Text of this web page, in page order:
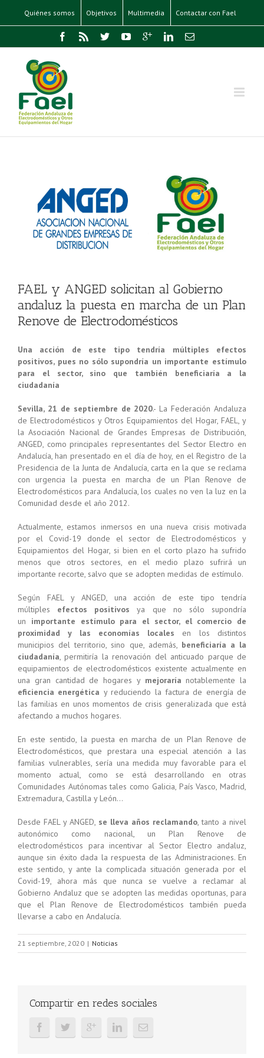
Quiénes somos Objetivos Multimedia Contactar con Fael
FAEL y ANGED solicitan al Gobierno
andaluz la puesta en marcha de un Plan
Renove de Electrodomésticos
Una acción de este tipo tendría múltiples efectos
positivos, pues no sólo supondría un importante estímulo
para el sector, sino que también beneficiaría a la
ciudadanía
Sevilla, 21 de septiembre de 2020.- La Federación Andaluza
de Electrodomésticos y Otros Equipamientos del Hogar, FAEL, y
la Asociación Nacional de Grandes Empresas de Distribución,
ANGED, como principales representantes del Sector Electro en
Andalucía, han presentado en el día de hoy, en el Registro de la
Presidencia de la Junta de Andalucía, carta en la que se reclama
con urgencia la puesta en marcha de un Plan Renove de
Electrodomésticos para Andalucía, los cuales no ven la luz en la
Comunidad desde el año 2012.
Actualmente, estamos inmersos en una nueva crisis motivada
por el Covid-19 donde el sector de Electrodomésticos y
Equipamientos del Hogar, si bien en el corto plazo ha sufrido
menos que otros sectores, en el medio plazo sufrirá un
importante recorte, salvo que se adopten medidas de estímulo.
Según FAEL y ANGED, una acción de este tipo tendría
múltiples efectos positivos ya que no sólo supondría
un importante estímulo para el sector, el comercio de
proximidad y las economías locales en los distintos
municipios del territorio, sino que, además, beneficiaría a la
ciudadanía, permitiría la renovación del anticuado parque de
equipamientos de electrodomésticos existente actualmente en
una gran cantidad de hogares y mejoraríanotablemente la
eficiencia energética y reduciendo la factura de energía de
las familias en unos momentos de crisis generalizada que está
afectando a muchos hogares.
En este sentido, la puesta en marcha de un Plan Renove de
Electrodomésticos, que prestara una especial atención a las
familias vulnerables, sería una medida muy favorable para el
momento actual, como se está desarrollando en otras
Comunidades Autónomas tales como Galicia, País Vasco, Madrid,
Extremadura, Castilla y León…
Desde FAEL y ANGED, se lleva años reclamando, tanto a nivel
autonómico como nacional, un Plan Renove de
electrodomésticos para incentivar al Sector Electro andaluz,
aunque sin éxito dada la respuesta de las Administraciones. En
este sentido, y ante la complicada situación generada por el
Covid-19, ahora más que nunca se vuelve a reclamar al
Gobierno Andaluz que se adopten las medidas oportunas, para
que el Plan Renove de Electrodomésticos también pueda
llevarse a cabo en Andalucía.
21 septiembre, 2020 | Noticias
Compartir en redes sociales